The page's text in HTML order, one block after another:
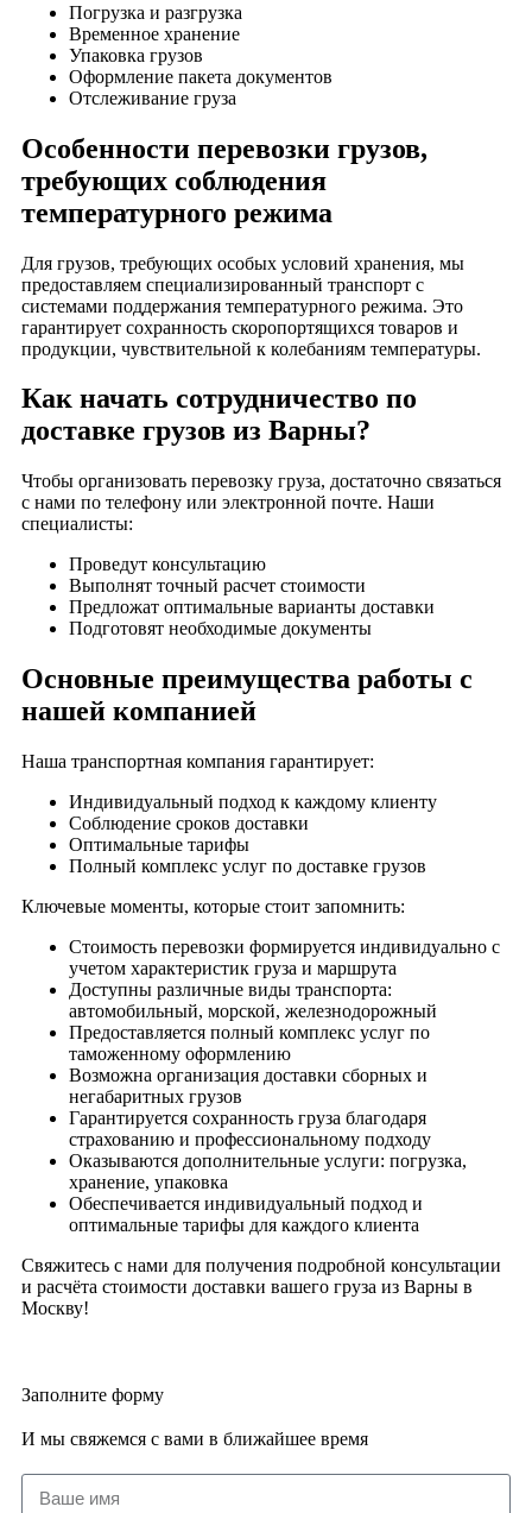
Погрузка и разгрузка
Временное хранение
Упаковка грузов
Оформление пакета документов
Отслеживание груза
Особенности перевозки грузов,
требующих соблюдения
температурного режима
Для грузов, требующих особых условий хранения, мы
предоставляем специализированный транспорт с
системами поддержания температурного режима. Это
гарантирует сохранность скоропортящихся товаров и
продукции, чувствительной к колебаниям температуры.
Как начать сотрудничество по
доставке грузов из Варны?
Чтобы организовать перевозку груза, достаточно связаться
с нами по телефону или электронной почте. Наши
специалисты:
Проведут консультацию
Выполнят точный расчет стоимости
Предложат оптимальные варианты доставки
Подготовят необходимые документы
Основные преимущества работы с
нашей компанией
Наша транспортная компания гарантирует:
Индивидуальный подход к каждому клиенту
Соблюдение сроков доставки
Оптимальные тарифы
Полный комплекс услуг по доставке грузов
Ключевые моменты, которые стоит запомнить:
Стоимость перевозки формируется индивидуально с
учетом характеристик груза и маршрута
Доступны различные виды транспорта:
автомобильный, морской, железнодорожный
Предоставляется полный комплекс услуг по
таможенному оформлению
Возможна организация доставки сборных и
негабаритных грузов
Гарантируется сохранность груза благодаря
страхованию и профессиональному подходу
Оказываются дополнительные услуги: погрузка,
хранение, упаковка
Обеспечивается индивидуальный подход и
оптимальные тарифы для каждого клиента
Свяжитесь с нами для получения подробной консультации
и расчёта стоимости доставки вашего груза из Варны в
Москву!
Заполните форму
И мы свяжемся с вами в ближайшее время